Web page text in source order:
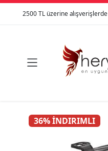
2500 TL üzerine alışverişlerde

36% İNDIRIMLI